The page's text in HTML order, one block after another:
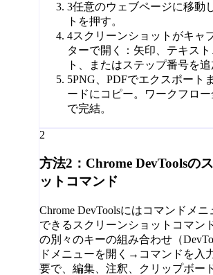
3任意のウェブページに移動
トを押す。
4スクリーンショットがキャ
ターで開く：矢印、テキス
ト、またはステップ番号を追
5PNG、PDFでエクスポート
ードにコピー。ワークフロ
で完結。
2
方法2：Chrome DevToolsの
ットコマンド
Chrome DevToolsにはコマンドメ
できるスクリーンショットコマン
の別々のキーの組み合わせ（
ドメニューを開く→コマンドを入
要で、編集、注釈、クリップボー